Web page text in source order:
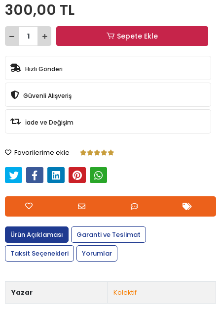
300,00 TL
Sepete Ekle
Hızlı Gönderi
Güvenli Alışveriş
İade ve Değişim
Favorilerime ekle
Ürün Açıklaması
Garanti ve Teslimat
Taksit Seçenekleri
Yorumlar
Yazar Kolektif